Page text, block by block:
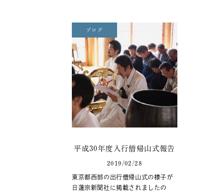
ブログ
平成30年度入行僧帰山式報告
2019/02/28
東京都西部の出行僧帰山式の様子が
日蓮宗新聞社に掲載されましたの